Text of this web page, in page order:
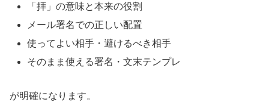
「拝」の意味と本来の役割
メール署名での正しい配置
使ってよい相手・避けるべき相手
そのまま使える署名・文末テンプレ
が明確になります。